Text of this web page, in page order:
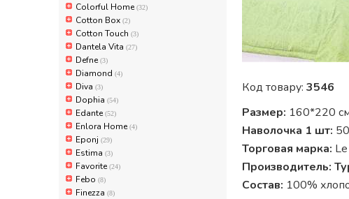
Colorful Home(32)
Cotton Box (2)
Cotton Touch (3)
Dantela Vita (27)
Defne(3)
Diamond (4)
Diva (3)
Dophia (54)
Edante(52)
Enlora Home(4)
Eponj (29)
Estima (3)
Favorite(24)
Febo (8)
Finezza (8)
Код товару: 3546
Размер: 160*220
Наволочка 1 шт:
Торговая марка:
Производитель:
Состав: 100%